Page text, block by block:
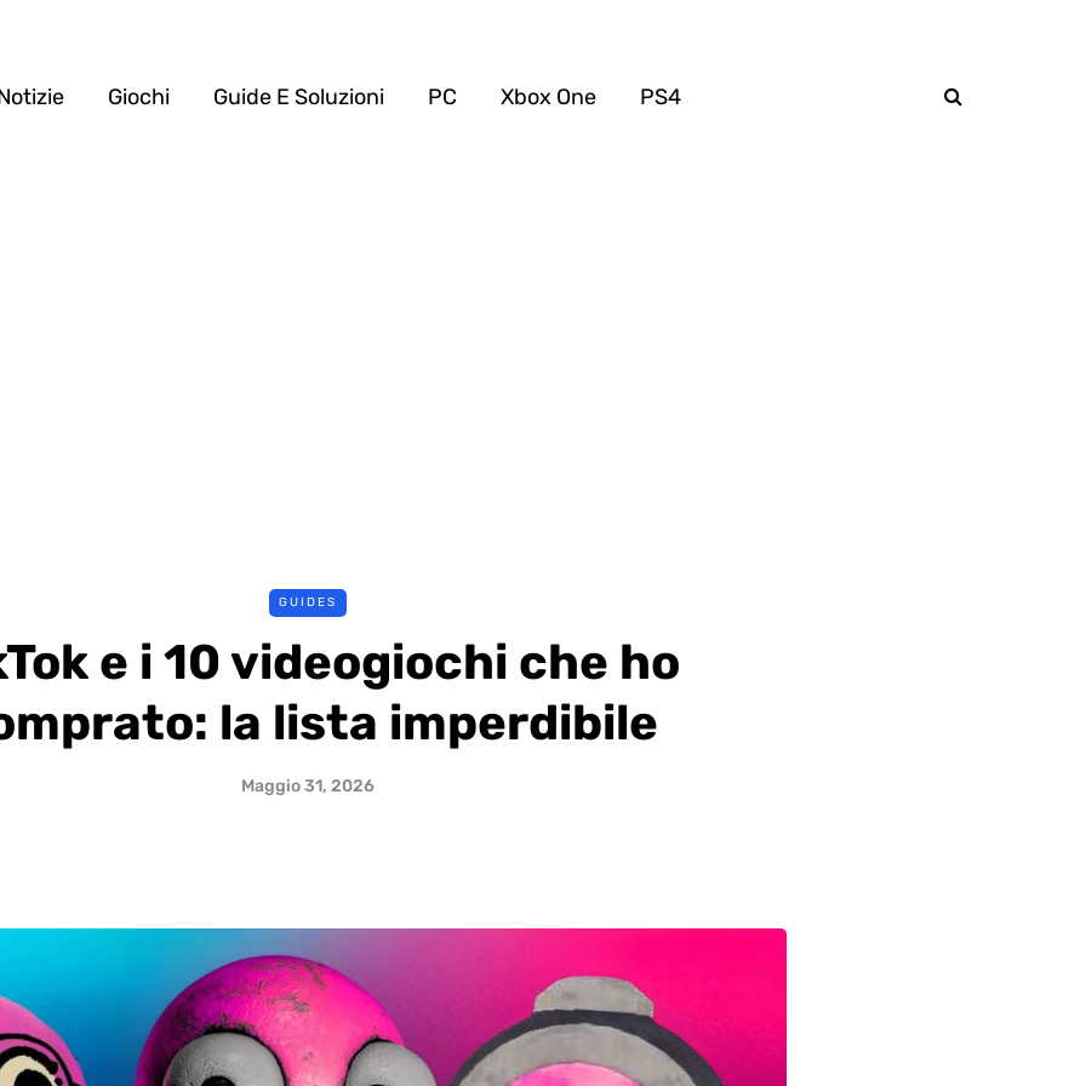
Giochi Guide E Soluzioni PC Xbox One PS4
GUIDES
e i 10 videogiochi che ho
la lista imperdibile
Maggio 31, 2026